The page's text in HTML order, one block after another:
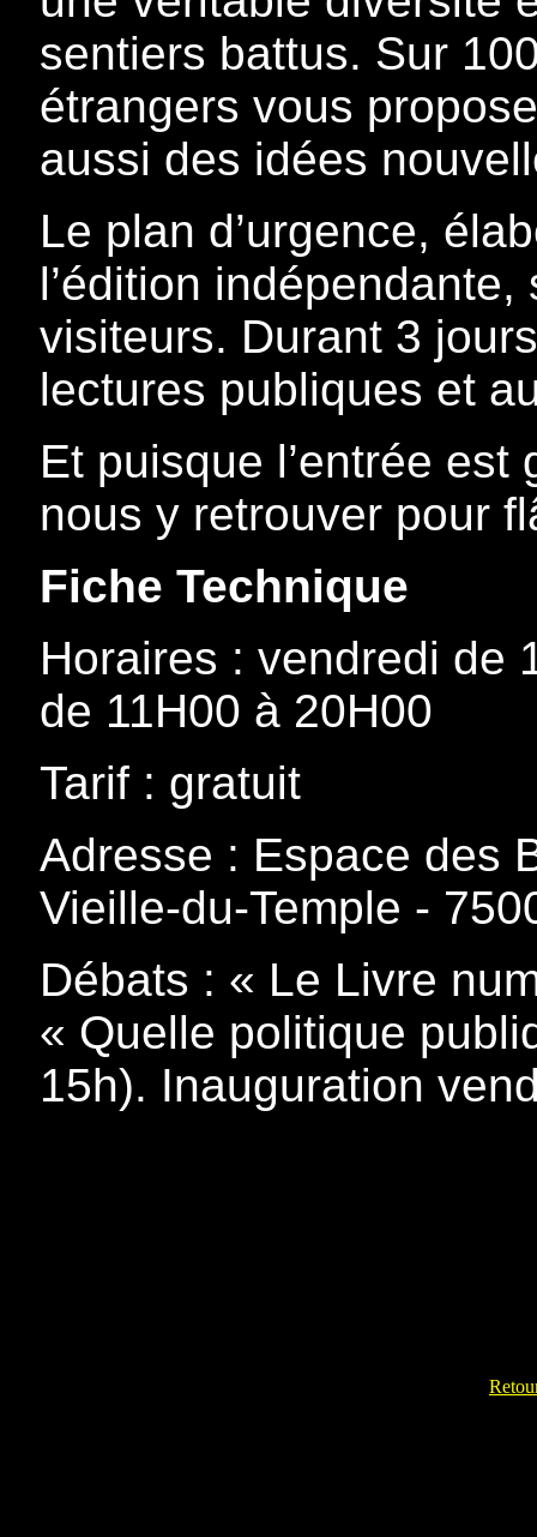
sentiers battus. Sur
étrangers vous
aussi des idées
Le plan d’urgence,
l’édition
visiteurs. Durant 3
lectures publiques et
Et puisque l’entrée
nous y retrouver pour
Fiche Technique
Horaires : vendredi de
de 11H00 à 20H00
Tarif : gratuit
Adresse : Espace des
Vieille-du-Temple -
Débats : « Le Livre
« Quelle politique
15h). Inauguration